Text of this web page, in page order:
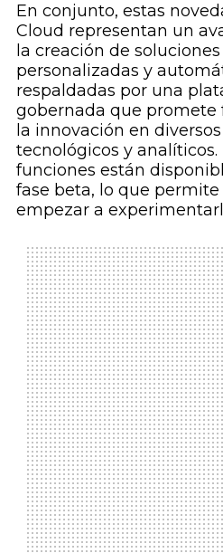
En conjunto, estas
Cloud representan un
la creación de
personalizadas y
respaldadas por una
gobernada que promete
la innovación en
tecnológicos y analíticos.
funciones están
fase beta, lo que permite
empezar a